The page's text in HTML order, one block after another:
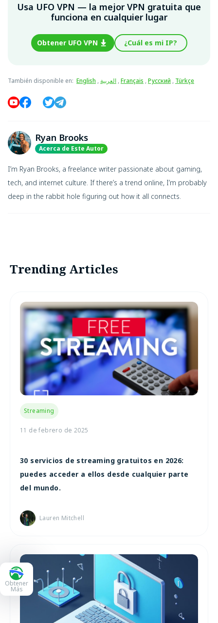
Usa UFO VPN — la mejor VPN gratuita que
funciona en cualquier lugar
Obtener UFO VPN ¿Cuál es mi IP?
También disponible en: English , العربية ,Français ,Русский , Türkçe
Ryan Brooks
Acerca de Este Autor
I’m Ryan Brooks, a freelance writer passionate about gaming,
tech, and internet culture. If there’s a trend online, I’m probably
deep in the rabbit hole figuring out how it all connects.
Trending Articles
Streaming
11 de febrero de 2025
30 servicios de streaming gratuitos en 2026:
puedes acceder a ellos desde cualquier parte
del mundo.
Lauren Mitchell
Obtener
Más